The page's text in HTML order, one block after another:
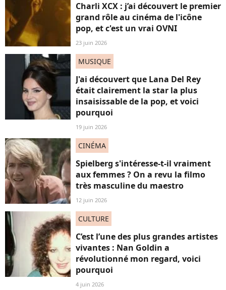
Charli XCX : j’ai découvert le premier
grand rôle au cinéma de l'icône
pop, et c'est un vrai OVNI
23 juin 2026
MUSIQUE
J'ai découvert que Lana Del Rey
était clairement la star la plus
insaisissable de la pop, et voici
pourquoi
19 juin 2026
CINÉMA
Spielberg s'intéresse-t-il vraiment
aux femmes ? On a revu la filmo
très masculine du maestro
12 juin 2026
CULTURE
C’est l’une des plus grandes artistes
vivantes : Nan Goldin a
révolutionné mon regard, voici
pourquoi
4 juin 2026